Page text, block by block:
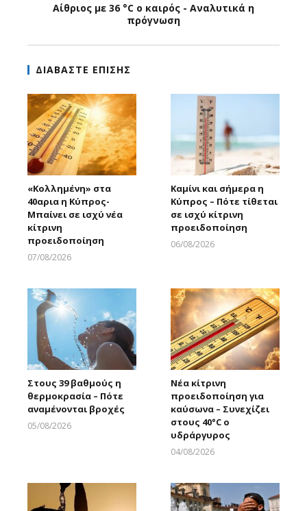
Αίθριος με 36 °C ο καιρός - Αναλυτικά η
πρόγνωση
ΔΙΑΒΑΣΤΕ ΕΠΙΣΗΣ
«Κολλημένη» στα
40αρια η Κύπρος-
Μπαίνει σε ισχύ νέα
κίτρινη
προειδοποίηση
07/08/2026
Καμίνι και σήμερα η
Κύπρος – Πότε τίθεται
σε ισχύ κίτρινη
προειδοποίηση
06/08/2026
Στους 39 βαθμούς η
θερμοκρασία – Πότε
αναμένονται βροχές
05/08/2026
Νέα κίτρινη
προειδοποίηση για
καύσωνα – Συνεχίζει
στους 40°C ο
υδράργυρος
04/08/2026